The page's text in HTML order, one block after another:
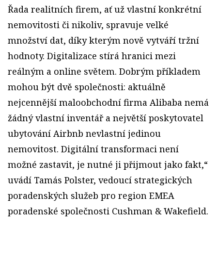
Řada realitních firem, ať už vlastní konkrétní
nemovitosti či nikoliv, spravuje velké
množství dat, díky kterým nově vytváří tržní
hodnoty. Digitalizace stírá hranici mezi
reálným a online světem. Dobrým příkladem
mohou být dvě společnosti: aktuálně
nejcennější maloobchodní firma Alibaba nemá
žádný vlastní inventář a největší poskytovatel
ubytování Airbnb nevlastní jedinou
nemovitost. Digitální transformaci není
možné zastavit, je nutné ji přijmout jako fakt,“
uvádí Tamás Polster, vedoucí strategických
poradenských služeb pro region EMEA
poradenské společnosti Cushman & Wakefield.